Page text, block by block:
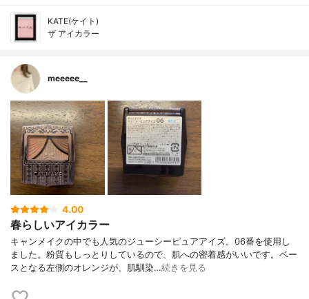
KATE(ケイト)
ザ アイカラー
meeeee__
4.00
春らしいアイカラー
キャンメイクの中でも人気のジューシーピュアアイズ。06番を使用し
ました。粉質もしっとりしているので、肌への密着感がいいです。ベー
スとなる左側のオレンジが、肌馴染…続きを見る